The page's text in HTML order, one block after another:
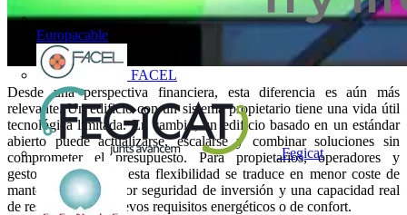
Europacable
FACEL
Fegicat
Desde una perspectiva financiera, esta diferencia es aún más
relevante. Un edificio con un sistema propietario tiene una vida útil
tecnológica limitada. En cambio, un edificio basado en un estándar
abierto puede actualizarse, escalarse y combinar soluciones sin
comprometer el presupuesto. Para propietarios, operadores y
gestores de activos, esta flexibilidad se traduce en menor coste de
mantenimiento, mayor seguridad de inversión y una capacidad real
de respuesta ante nuevos requisitos energéticos o de confort.